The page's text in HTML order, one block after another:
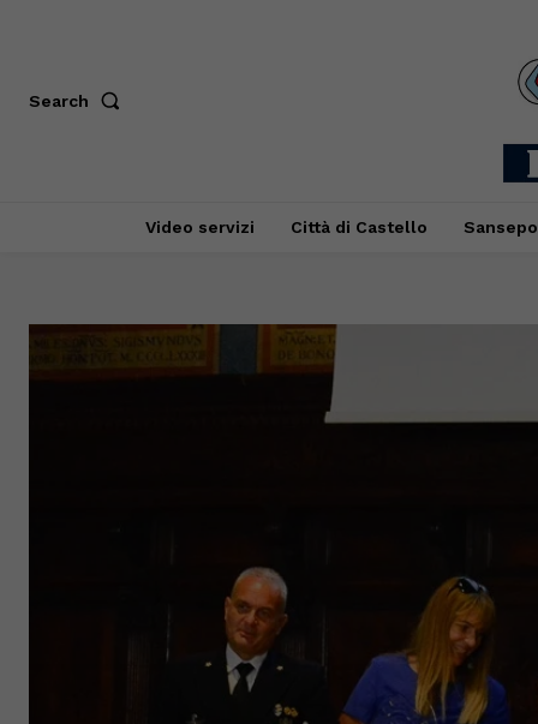
Search
Video servizi Città di Castello